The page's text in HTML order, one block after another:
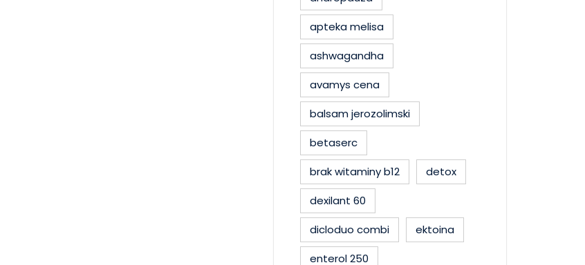
apteka melisa
ashwagandha
avamys cena
balsam jerozolimski
betaserc
brak witaminy b12
detox
dexilant 60
dicloduo combi
ektoina
enterol 250